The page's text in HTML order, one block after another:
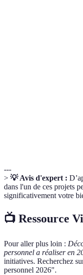
---
> 💡 Avis d'expert :
dans l'un de ces projets
significativement votre
📺 Ressource
Pour aller plus loin :
personnel a réaliser en
initiatives. Recherchez
personnel 2026".